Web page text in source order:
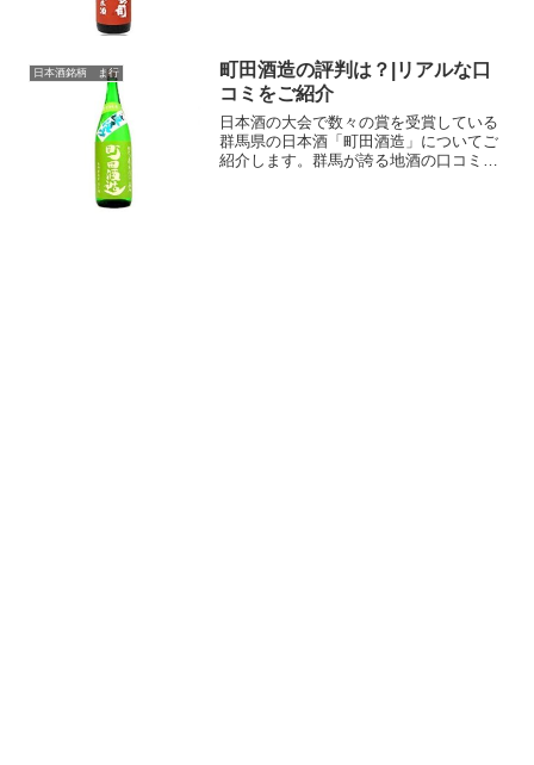
ェックしてみましょう。松の...
日本酒銘柄 ま行
町田酒造の評判は？|リアルな口
コミをご紹介
日本酒の大会で数々の賞を受賞している
群馬県の日本酒「町田酒造」についてご
紹介します。群馬が誇る地酒の口コミを